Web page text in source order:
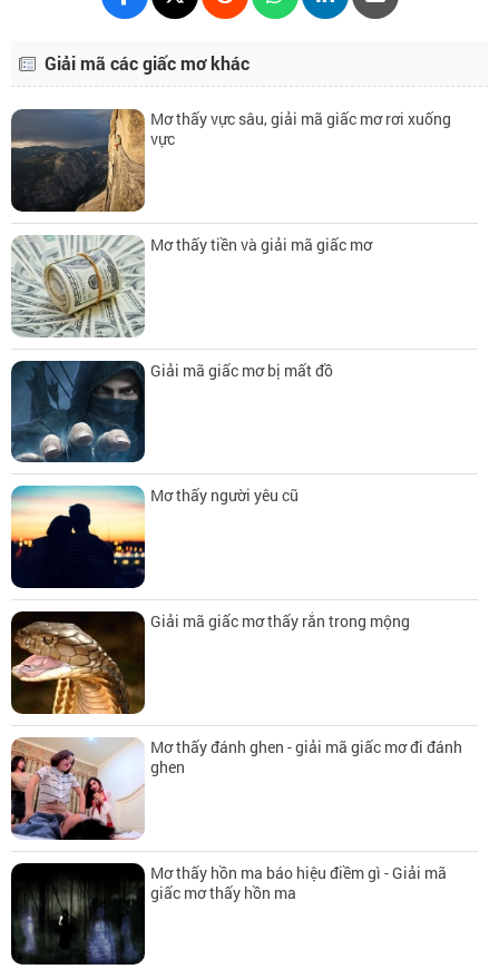
Giải mã các giấc mơ khác
Mơ thấy vực sâu, giải mã giấc mơ rơi xuống
vực
Mơ thấy tiền và giải mã giấc mơ
Giải mã giấc mơ bị mất đồ
Mơ thấy người yêu cũ
Giải mã giấc mơ thấy rắn trong mộng
Mơ thấy đánh ghen - giải mã giấc mơ đi đánh
ghen
Mơ thấy hồn ma báo hiệu điềm gì - Giải mã
giấc mơ thấy hồn ma